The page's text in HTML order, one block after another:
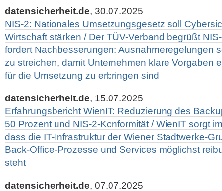
datensicherheit.de, 30.07.2025
NIS-2: Nationales Umsetzungsgesetz soll
Wirtschaft stärken / Der TÜV-Verband begrüßt
fordert Nachbesserungen: Ausnahmeregelungen
zu streichen, damit Unternehmen klare Vorgaben
für die Umsetzung zu erbringen sind
datensicherheit.de, 15.07.2025
Erfahrungsbericht WienIT: Reduzierung des
50 Prozent und NIS-2-Konformität / WienIT sorgt
dass die IT-Infrastruktur der Wiener Stadtwerke-
Back-Office-Prozesse und Services möglichst
steht
datensicherheit.de, 07.07.2025